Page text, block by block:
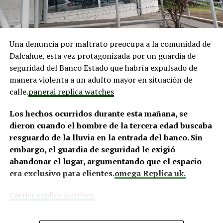
fundamentales para el desarrollo comunitario.
situación similar, señalando que en su comuna tienen
proyectos elegibles tanto en PMU como en PMB, pero
que hasta la fecha no han recibido respuesta clara sobre
si se entregarán los recursos.“Preocupa esta situación,
estos son proyectos que vienen trabajándose desde
financiamiento”,declaró.
En la comuna de Curaco de Vélez, la alcaldesa Javiera
Yáñezindicó que históricamente la Subdere ha apoyado
a los municipios en diversos proyectos y que confía en
que durante el año se asignen nuevos recursos, aunque
con ejercicios anteriores. Señaló que su administración
Una denuncia por maltrato preocupa a la comunidad de
Dalcahue, esta vez protagonizada por un guardia de
seguridad del Banco Estado que habría expulsado de
manera violenta a un adulto mayor en situación de
calle.panerai replica watches
Los hechos ocurridos durante esta mañana, se
dieron cuando el hombre de la tercera edad buscaba
resguardo de la lluvia en la entrada del banco. Sin
embargo, el guardia de seguridad le exigió
abandonar el lugar, argumentando que el espacio
era exclusivo para clientes.omega Replica uk.
Cartier replica watches